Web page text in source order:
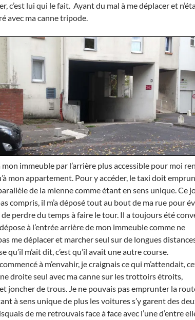
c’est lui qui le fait. Ayant du mal à me déplacer et
avec ma canne tripode.
mon immeuble par l’arrière plus accessible pour moi
mon appartement. Pour y accéder, le taxi doit
de la mienne comme étant en sens unique. Ce
compris, il m’a déposé tout au bout de ma rue pour
perdre du temps à faire le tour. Il a toujours été
à l’entrée arrière de mon immeuble comme ne
me déplacer et marcher seul sur de longues
qu’il m’ait dit, c’est qu’il avait une autre course.
à m’envahir, je craignais ce qui m’attendait,
droite seul avec ma canne sur les trottoirs étroits,
joncher de trous. Je ne pouvais pas emprunter la
à sens unique de plus les voitures s’y garent des
de me retrouvais face à face avec l’une d’entre